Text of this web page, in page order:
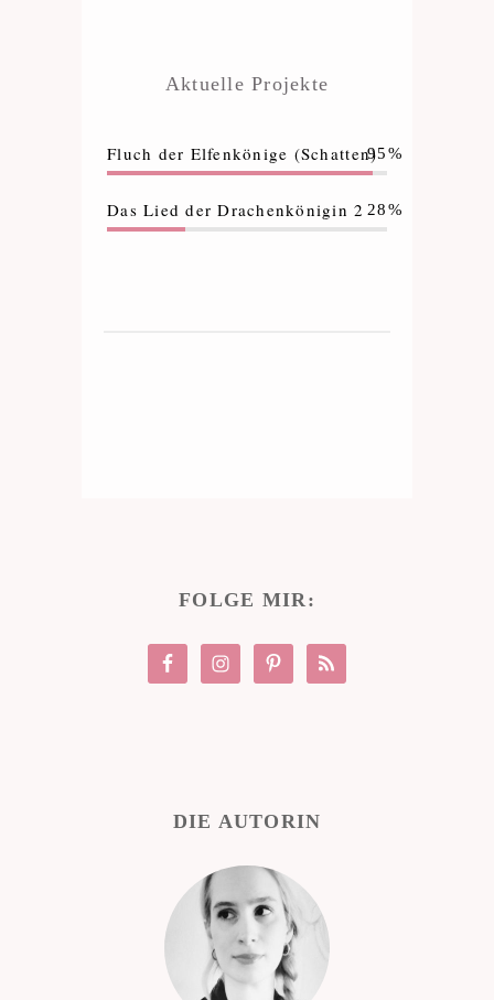
Aktuelle Projekte
Fluch der Elfenkönige (Schatten)95%
Das Lied der Drachenkönigin 2 28%
FOLGE MIR:
DIE AUTORIN